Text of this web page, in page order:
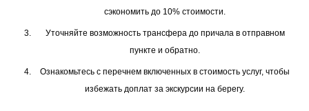
сэкономить до 10% стоимости.
Уточняйте возможность трансфера до причала в отправном
пункте и обратно.
Ознакомьтесь с перечнем включенных в стоимость услуг, чтобы
избежать доплат за экскурсии на берегу.